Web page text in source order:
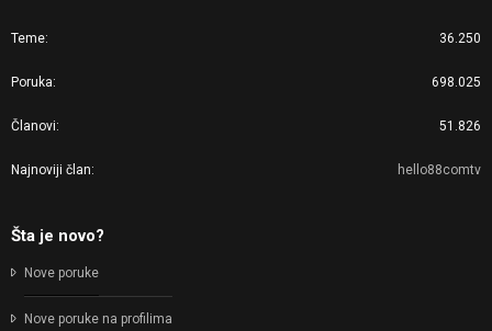
Teme 36.250
Poruka 698.025
Članovi 51.826
Najnoviji član hello88comtv
Šta je novo?
Nove poruke
Nove poruke na profilima